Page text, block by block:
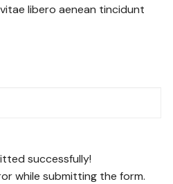
libero aenean tincidunt
successfully!
while submitting the form.